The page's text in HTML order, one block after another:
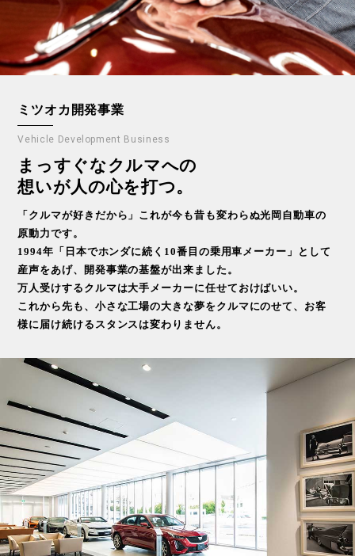
ミツオカ開発事業
Vehicle Development Business
まっすぐなクルマへの
想いが人の心を打つ。
「クルマが好きだから」これが今も昔も変わらぬ光岡自動車の
原動力です。
1994年「日本でホンダに続く10番目の乗用車メーカー」として
産声をあげ、開発事業の基盤が出来ました。
万人受けするクルマは大手メーカーに任せておけばいい。
これから先も、小さな工場の大きな夢をクルマにのせて、お客
様に届け続けるスタンスは変わりません。